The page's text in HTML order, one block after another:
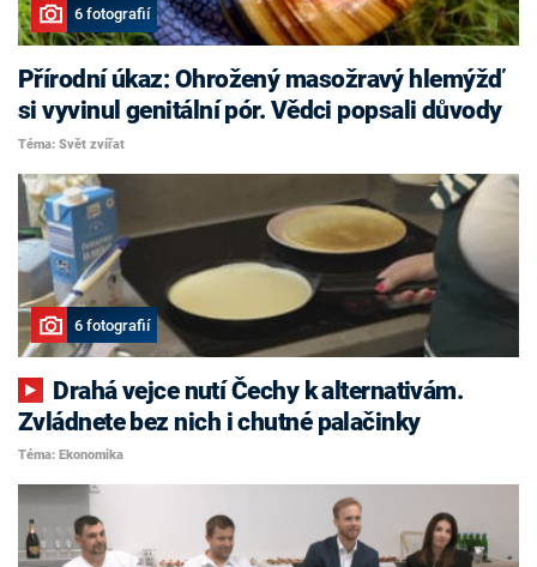
6 fotografií
Přírodní úkaz: Ohrožený masožravý hlemýžď
si vyvinul genitální pór. Vědci popsali důvody
Téma: Svět zvířat
6 fotografií
Zvládnete bez nich i chutné palačinky
Téma: Ekonomika